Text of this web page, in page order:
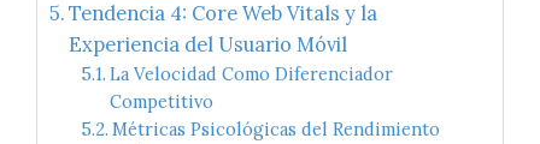
Tendencia 4: Core Web Vitals y la
Experiencia del Usuario Móvil
La Velocidad Como Diferenciador
Competitivo
Métricas Psicológicas del Rendimiento